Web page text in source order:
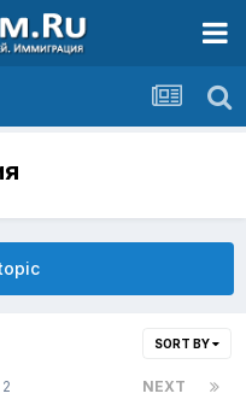
SORT BY
NEXT